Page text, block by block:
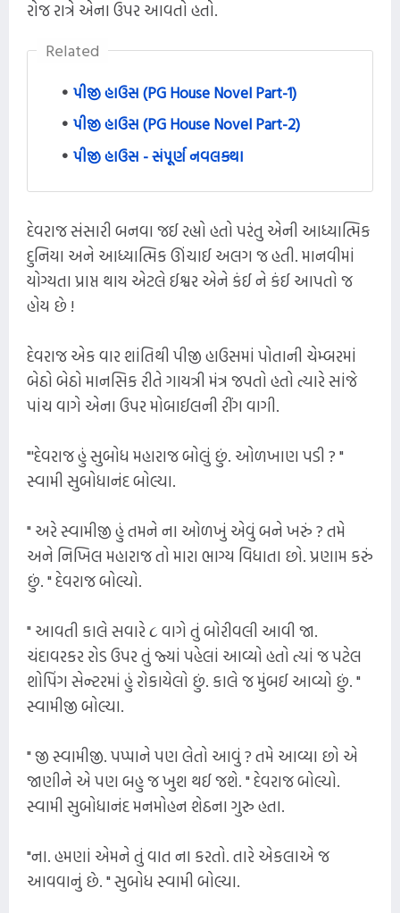
રોજ રાત્રે એના ઉપર આવતો હતો.
Related
પીજી હાઉસ (PG House Novel Part-1)
પીજી હાઉસ (PG House Novel Part-2)
પીજી હાઉસ - સંપૂર્ણ નવલકથા
દેવરાજ સંસારી બનવા જઈ રહ્યો હતો પરંતુ એની આધ્યાત્મિક
દુનિયા અને આધ્યાત્મિક ઊંચાઈ અલગ જ હતી. માનવીમાં
યોગ્યતા પ્રાપ્ત થાય એટલે ઈશ્વર એને કંઈ ને કંઈ આપતો જ
હોય છે !
દેવરાજ એક વાર શાંતિથી પીજી હાઉસમાં પોતાની ચેમ્બરમાં
બેઠો બેઠો માનસિક રીતે ગાયત્રી મંત્ર જપતો હતો ત્યારે સાંજે
પાંચ વાગે એના ઉપર મોબાઈલની રીંગ વાગી.
"'દેવરાજ હું સુબોધ મહારાજ બોલું છું. ઓળખાણ પડી ? "
સ્વામી સુબોધાનંદ બોલ્યા.
" અરે સ્વામીજી હું તમને ના ઓળખું એવું બને ખરું ? તમે
અને નિખિલ મહારાજ તો મારા ભાગ્ય વિધાતા છો. પ્રણામ કરું
છું. " દેવરાજ બોલ્યો.
" આવતી કાલે સવારે ૮ વાગે તું બોરીવલી આવી જા.
ચંદાવરકર રોડ ઉપર તું જ્યાં પહેલાં આવ્યો હતો ત્યાં જ પટેલ
શોપિંગ સેન્ટરમાં હું રોકાયેલો છું. કાલે જ મુંબઈ આવ્યો છું. "
સ્વામીજી બોલ્યા.
" જી સ્વામીજી. પપ્પાને પણ લેતો આવું ? તમે આવ્યા છો એ
જાણીને એ પણ બહુ જ ખુશ થઈ જશે. " દેવરાજ બોલ્યો.
સ્વામી સુબોધાનંદ મનમોહન શેઠના ગુરુ હતા.
"ના. હમણાં એમને તું વાત ના કરતો. તારે એકલાએ જ
આવવાનું છે. " સુબોધ સ્વામી બોલ્યા.